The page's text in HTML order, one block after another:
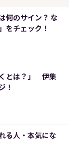
何のサイン？ な
をチェック！
くとは？」 伊集
！
る人・本気にな